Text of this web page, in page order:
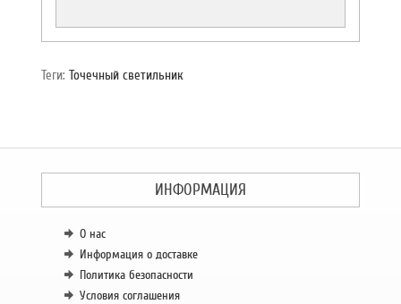
Теги:Точечный светильник
ИНФОРМАЦИЯ
О нас
Информация о доставке
Политика безопасности
Условия соглашения